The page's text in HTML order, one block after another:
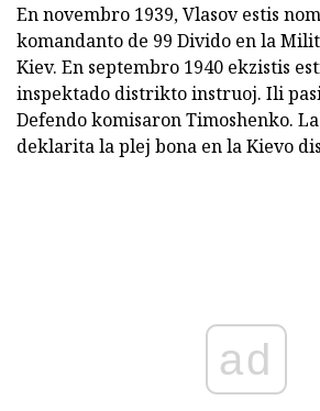
En novembro 1939, Vlasov estis
komandanto de 99 Divido en la
Kiev. En septembro 1940 ekzistis
inspektado distrikto instruoj. Ili
Defendo komisaron Timoshenko.
deklarita la plej bona en la Kievo
ad